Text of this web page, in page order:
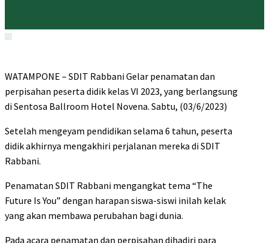
WATAMPONE – SDIT Rabbani Gelar penamatan dan
perpisahan peserta didik kelas VI 2023, yang berlangsung
di Sentosa Ballroom Hotel Novena. Sabtu, (03/6/2023)
Setelah mengeyam pendidikan selama 6 tahun, peserta
didik akhirnya mengakhiri perjalanan mereka di SDIT
Rabbani.
Penamatan SDIT Rabbani mengangkat tema “The
Future Is You” dengan harapan siswa-siswi inilah kelak
yang akan membawa perubahan bagi dunia.
Pada acara penamatan dan perpisahan dihadiri para